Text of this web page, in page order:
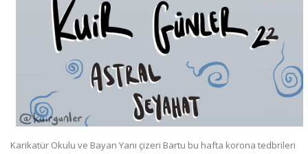
Karikatür Okulu ve Bayan Yanı çizeri Bartu bu hafta korona tedbrileri